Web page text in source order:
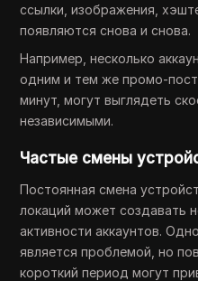
ссылки, изображения,
появляются снова и снова.
Например, несколько
одним и тем же промо-
минут, могут выглядеть
независимыми.
Частые смены
Постоянная смена
локаций может создавать
активности аккаунтов.
является проблемой, но
короткий период могут